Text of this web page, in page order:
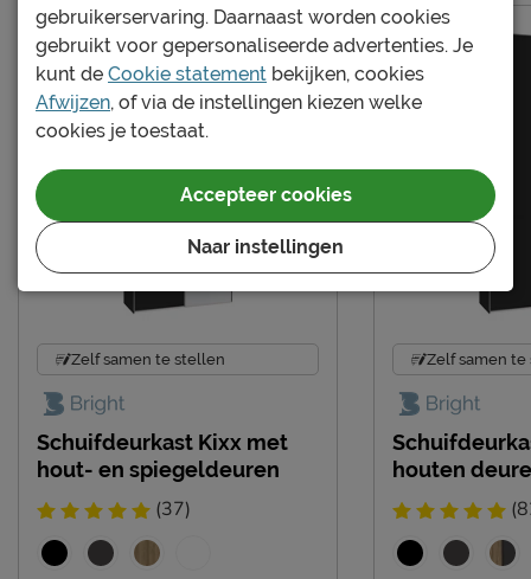
Goed om te weten
Onderhoud
Afnemen met een vochtig
doekje
Montage
niet inbegrepen
Leveranciersinformatie
Naam Beter Bed B.V.
Uden, Nederland
Emailadres
info@beterbed.nl
Zelf samen te stellen
Schuifdeurkast Kixx met
hout- en spiegeldeuren
(37)
Zelf samen
houten
gebruikerservaring. Daarnaast worden cookies
gebruikt voor gepersonaliseerde advertenties. Je
kunt de Cookie statement bekijken, cookies
Afwijzen, of via de instellingen kiezen welke
cookies je toestaat.
Naar instellingen
Accepteer cookies